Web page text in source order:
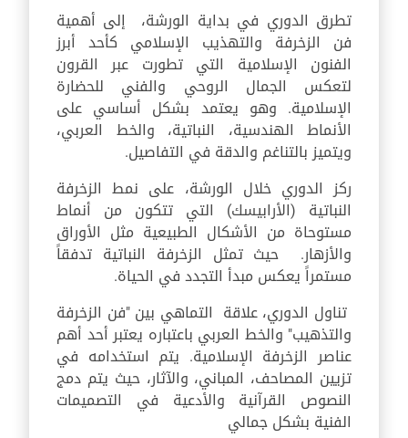
تطرق الدوري في بداية الورشة، إلى أهمية
فن الزخرفة والتهذيب الإسلامي كأحد أبرز
الفنون الإسلامية التي تطورت عبر القرون
لتعكس الجمال الروحي والفني للحضارة
الإسلامية. وهو يعتمد بشكل أساسي على
الأنماط الهندسية، النباتية، والخط العربي،
ويتميز بالتناغم والدقة في التفاصيل.
ركز الدوري خلال الورشة، على نمط الزخرفة
النباتية (الأرابيسك) التي تتكون من أنماط
مستوحاة من الأشكال الطبيعية مثل الأوراق
والأزهار. حيث تمثل الزخرفة النباتية تدفقاً
مستمراً يعكس مبدأ التجدد في الحياة.
تناول الدوري، علاقة التماهي بين "فن الزخرفة
والتذهيب" والخط العربي باعتباره يعتبر أحد أهم
عناصر الزخرفة الإسلامية. يتم استخدامه في
تزيين المصاحف، المباني، والآثار، حيث يتم دمج
النصوص القرآنية والأدعية في التصميمات
الفنية بشكل جمالي